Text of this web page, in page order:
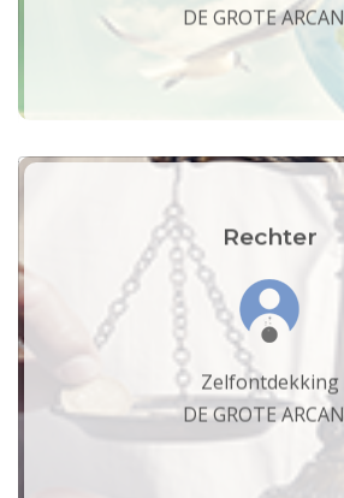
DE GROTE
Rechter
Zelfontdekking
DE GROTE